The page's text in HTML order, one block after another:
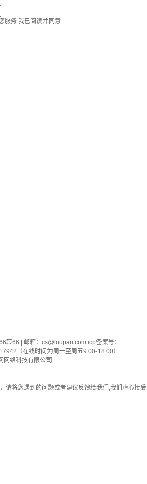
服务 我已阅读并同意
转66 | 邮箱： cs@loupan.com icp备案号：
（在线时间为周一至周五9:00-18:00）
网络科技有限公司
请将您遇到的问题或者建议反馈给我们,我们虚心接受